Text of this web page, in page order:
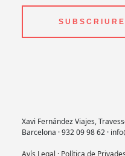
Xavi Fernández Viajes,
Barcelona · 932 09 98 62 ·
Avís Legal · Política de